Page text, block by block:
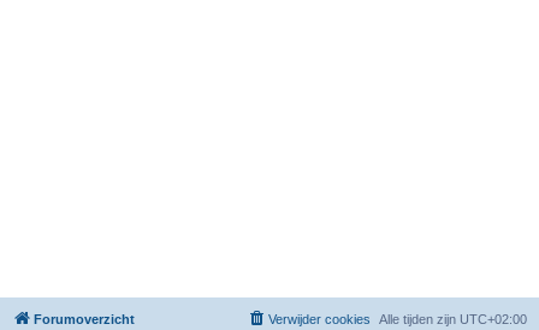
Forumoverzicht Alle tijden zijn UTC+02:00
Verwijder cookies